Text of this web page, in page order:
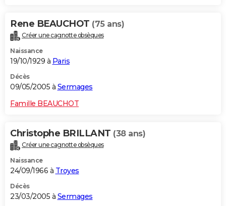
Rene BEAUCHOT (75 ans)
Créer une cagnotte obsèques
Naissance
19/10/1929 à Paris
Décès
09/05/2005 à Sermages
Famille BEAUCHOT
Christophe BRILLANT (38 ans)
Créer une cagnotte obsèques
Naissance
24/09/1966 à Troyes
Décès
23/03/2005 à Sermages